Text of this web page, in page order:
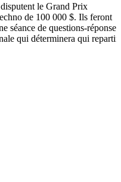
le Grand Prix
de 100 000 $. Ils feront
séance de questions-réponses
qui déterminera qui